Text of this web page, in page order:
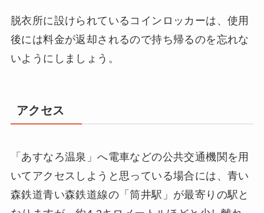
脱衣所に設けられているコインロッカーは、使用
後には料金が返却されるので持ち帰るのを忘れな
いようにしましょう。
アクセス
「あすなろ温泉」へ電車などの公共交通機関を用
いてアクセスしようと思っている場合には、青い
森鉄道青い森鉄道線の「筒井駅」が最寄りの駅と